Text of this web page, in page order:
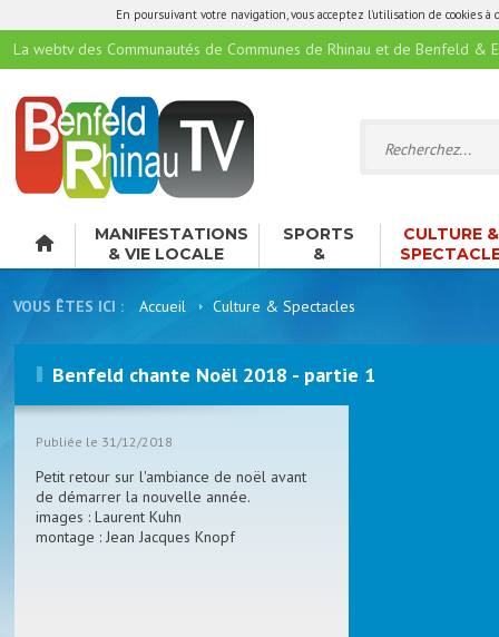
En poursuivant votre navigation, vous acceptez l'utilisation de cookies
La webtv des Communautés de Communes de Rhinau et de Benfeld &
MANIFESTATIONS
& VIE LOCALE
SPORTS
&
LOISIRS
CULTURE &
VOUS ÊTES ICI : Accueil Culture & Spectacles
Benfeld chante Noël 2018 - partie 1
Publiée le 31/12/2018
Petit retour sur l'ambiance de noël avant
de démarrer la nouvelle année.
images : Laurent Kuhn
montage : Jean Jacques Knopf